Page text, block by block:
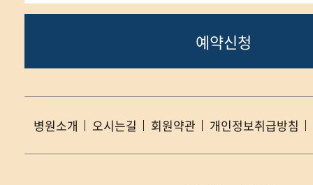
예약신청
병원소개 오시는길 회원약관 개인정보취급방침